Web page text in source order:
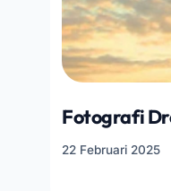
Fotografi
22 Februari 2025